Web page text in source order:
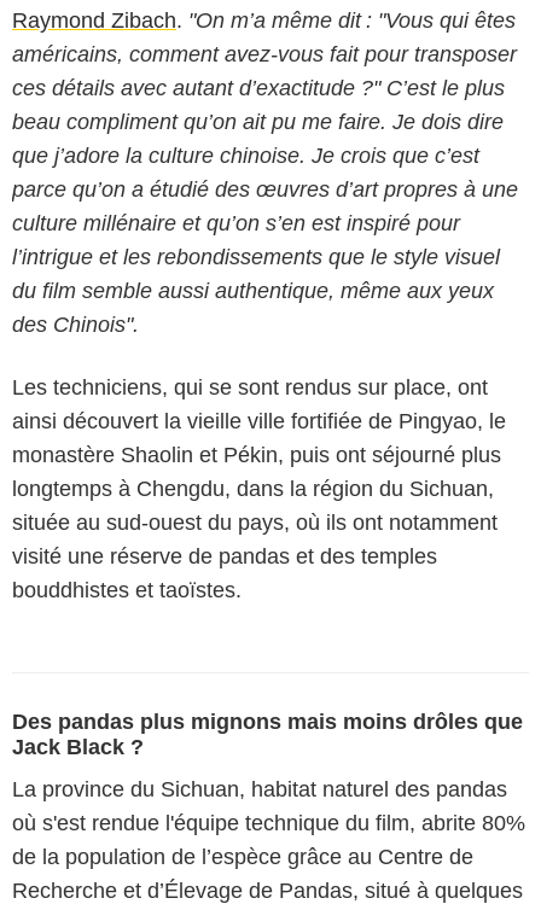
Raymond Zibach. "On m’a même dit : "Vous qui êtes
américains, comment avez-vous fait pour transposer
ces détails avec autant d’exactitude ?" C’est le plus
beau compliment qu’on ait pu me faire. Je dois dire
que j’adore la culture chinoise. Je crois que c’est
parce qu’on a étudié des œuvres d’art propres à une
culture millénaire et qu’on s’en est inspiré pour
l’intrigue et les rebondissements que le style visuel
du film semble aussi authentique, même aux yeux
des Chinois".
Les techniciens, qui se sont rendus sur place, ont
ainsi découvert la vieille ville fortifiée de Pingyao, le
monastère Shaolin et Pékin, puis ont séjourné plus
longtemps à Chengdu, dans la région du Sichuan,
située au sud-ouest du pays, où ils ont notamment
visité une réserve de pandas et des temples
bouddhistes et taoïstes.
Des pandas plus mignons mais moins drôles que
Jack Black ?
La province du Sichuan, habitat naturel des pandas
où s'est rendue l'équipe technique du film, abrite 80%
de la population de l’espèce grâce au Centre de
Recherche et d’Élevage de Pandas, situé à quelques